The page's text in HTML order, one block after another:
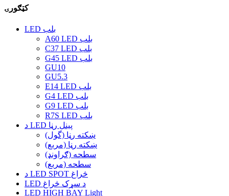
کټګورۍ
LED بلب
A60 LED بلب
C37 LED بلب
G45 LED بلب
GU10
GU5.3
E14 LED بلب
G4 LED بلب
G9 LED بلب
R7S LED بلب
د LED پینل رڼا
ښکته رڼا (گول)
ښکته رڼا (مربع)
سطحه (ګراونډ)
سطحه (مربع)
د LED SPOT څراغ
LED د سړک څراغ
LED HIGH BAY Light